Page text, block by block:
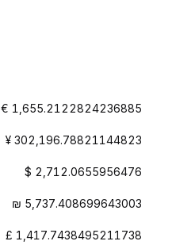
€ 1,655.2122824236885
¥ 302,196.78821144823
$ 2,712.0655956476
₪ 5,737.408699643003
£ 1,417.7438495211738